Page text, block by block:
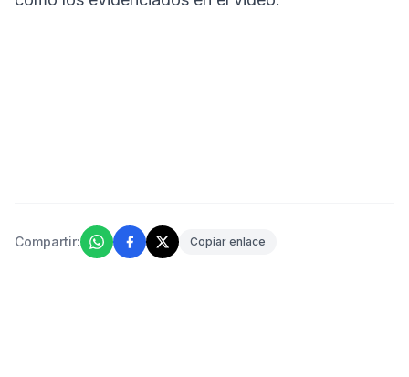
Compartir: Copiar enlace